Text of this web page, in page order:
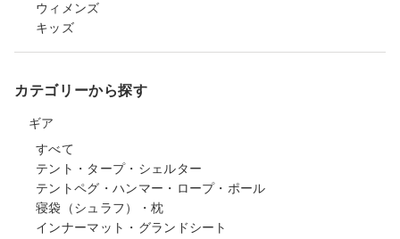
ウィメンズ
キッズ
カテゴリーから探す
ギア
すべて
テント・タープ・シェルター
テントペグ・ハンマー・ロープ・ポール
寝袋（シュラフ）・枕
インナーマット・グランドシート